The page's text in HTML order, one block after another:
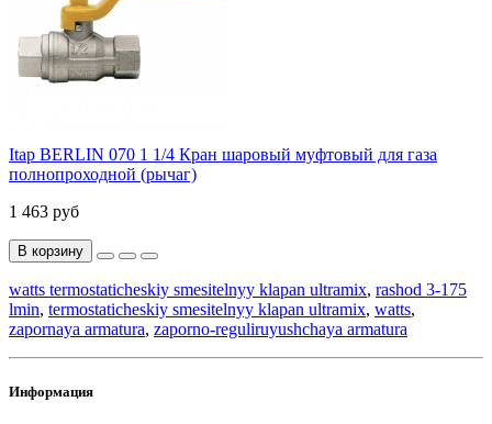
Itap BERLIN 070 1 1/4 Кран шаровый муфтовый для газа
полнопроходной (рычаг)
1 463 руб
В корзину
watts termostaticheskiy smesitelnyy klapan ultramix, rashod 3-175
lmin, termostaticheskiy smesitelnyy klapan ultramix, watts,
zapornaya armatura, zaporno-reguliruyushchaya armatura
Информация